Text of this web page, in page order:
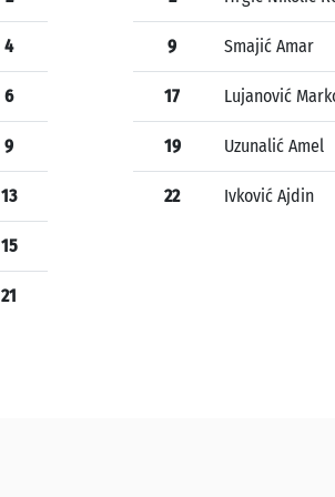
4
6
9
13
15
21
9 Smajić Amar
17 Lujanović
19 Uzunalić Amel
22 Ivković Ajdin